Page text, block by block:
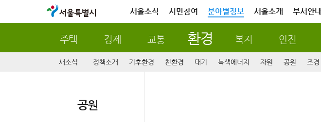
서울특별시 서울소식 시민참여 분야별정보 서울소개 부서안내
주택 경제 교통 환경 복지 안전
새소식 정책소개 기후환경 친환경 대기 녹색에너지 자원 공원 조경
공원